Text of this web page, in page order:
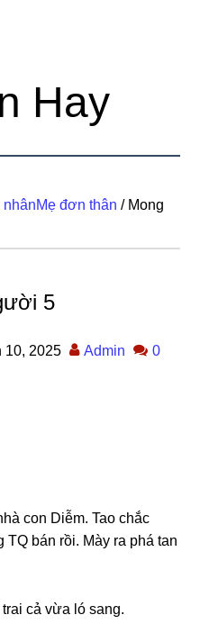
Hay
nhânMẹ đơn thân /Mong
5
10, 2025 Admin
0
con Diễm. Tao chắc
bán rồi. Mày ra phá tan
cả vừa ló ѕang.